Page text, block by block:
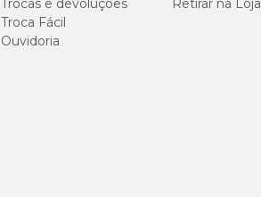
Trocas e devoluções
Troca Fácil
Ouvidoria
Retirar na Loja